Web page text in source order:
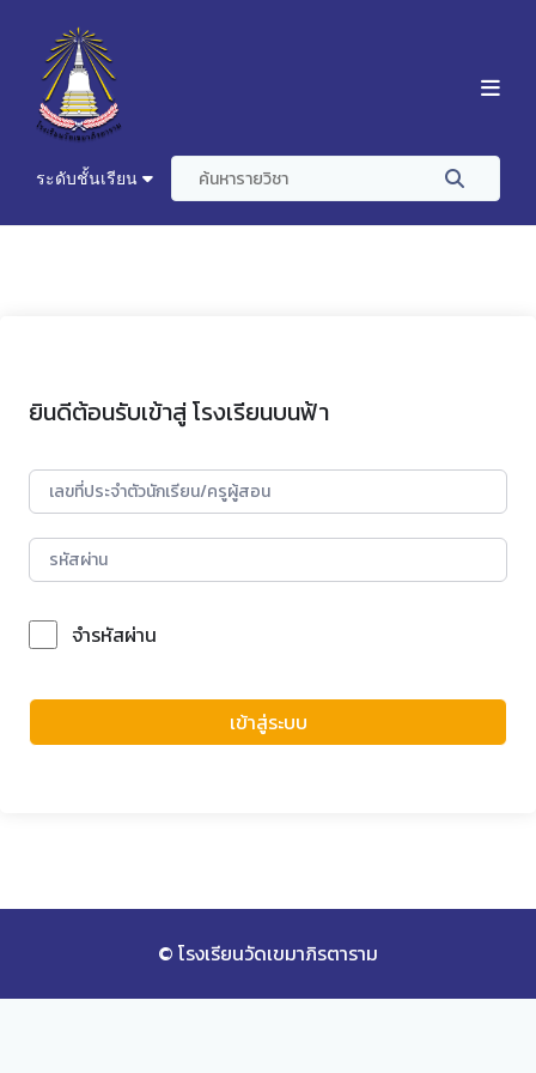
ระดับชั้นเรียน
ยินดีต้อนรับเข้าสู่ โรงเรียนบนฟ้า
จำรหัสผ่าน
เข้าสู่ระบบ
© โรงเรียนวัดเขมาภิรตาราม